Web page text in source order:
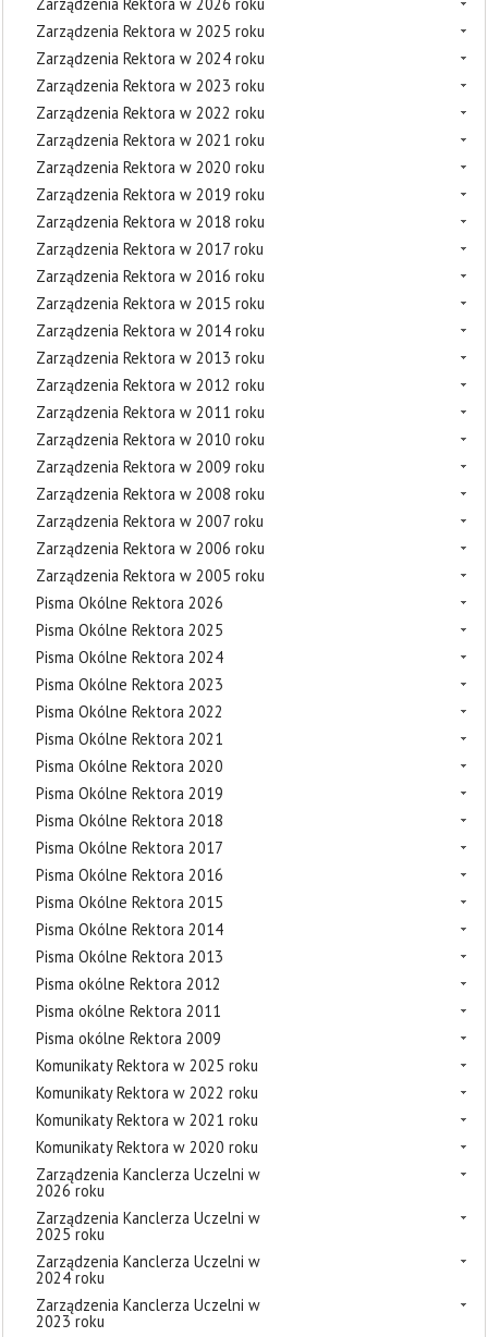
Zarządzenia Rektora w 2025 roku
Zarządzenia Rektora w 2024 roku
Zarządzenia Rektora w 2023 roku
Zarządzenia Rektora w 2022 roku
Zarządzenia Rektora w 2021 roku
Zarządzenia Rektora w 2020 roku
Zarządzenia Rektora w 2019 roku
Zarządzenia Rektora w 2018 roku
Zarządzenia Rektora w 2017 roku
Zarządzenia Rektora w 2016 roku
Zarządzenia Rektora w 2015 roku
Zarządzenia Rektora w 2014 roku
Zarządzenia Rektora w 2013 roku
Zarządzenia Rektora w 2012 roku
Zarządzenia Rektora w 2011 roku
Zarządzenia Rektora w 2010 roku
Zarządzenia Rektora w 2009 roku
Zarządzenia Rektora w 2008 roku
Zarządzenia Rektora w 2007 roku
Zarządzenia Rektora w 2006 roku
Zarządzenia Rektora w 2005 roku
Pisma Okólne Rektora 2026
Pisma Okólne Rektora 2025
Pisma Okólne Rektora 2024
Pisma Okólne Rektora 2023
Pisma Okólne Rektora 2022
Pisma Okólne Rektora 2021
Pisma Okólne Rektora 2020
Pisma Okólne Rektora 2019
Pisma Okólne Rektora 2018
Pisma Okólne Rektora 2017
Pisma Okólne Rektora 2016
Pisma Okólne Rektora 2015
Pisma Okólne Rektora 2014
Pisma Okólne Rektora 2013
Pisma okólne Rektora 2012
Pisma okólne Rektora 2011
Pisma okólne Rektora 2009
Komunikaty Rektora w 2025 roku
Komunikaty Rektora w 2022 roku
Komunikaty Rektora w 2021 roku
Komunikaty Rektora w 2020 roku
Zarządzenia Kanclerza Uczelni w
2026 roku
Zarządzenia Kanclerza Uczelni w
2025 roku
Zarządzenia Kanclerza Uczelni w
2024 roku
Zarządzenia Kanclerza Uczelni w
2023 roku